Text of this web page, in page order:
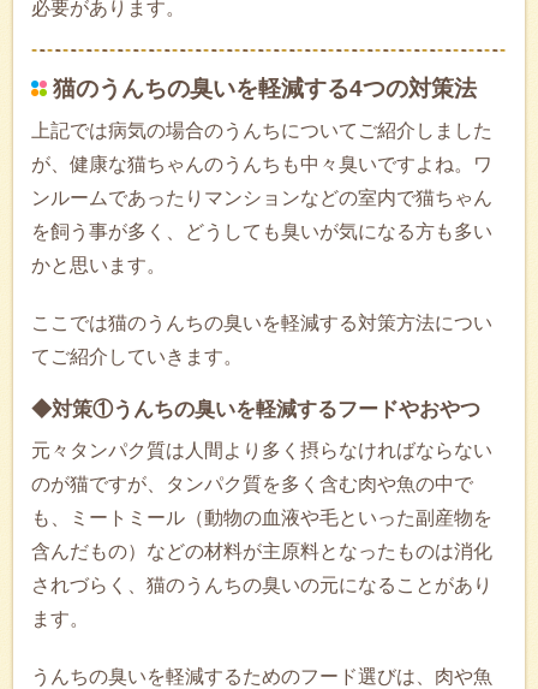
必要があります。
猫のうんちの臭いを軽減する4つの対策法
上記では病気の場合のうんちについてご紹介しました
が、健康な猫ちゃんのうんちも中々臭いですよね。ワ
ンルームであったりマンションなどの室内で猫ちゃん
を飼う事が多く、どうしても臭いが気になる方も多い
かと思います。
ここでは猫のうんちの臭いを軽減する対策方法につい
てご紹介していきます。
◆対策①うんちの臭いを軽減するフードやおやつ
元々タンパク質は人間より多く摂らなければならない
のが猫ですが、タンパク質を多く含む肉や魚の中で
も、ミートミール（動物の血液や毛といった副産物を
含んだもの）などの材料が主原料となったものは消化
されづらく、猫のうんちの臭いの元になることがあり
ます。
うんちの臭いを軽減するためのフード選びは、肉や魚